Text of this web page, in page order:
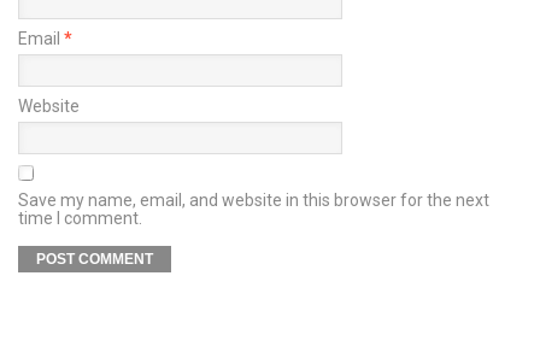
Email *
Website
Save my name, email, and website in this browser for the next
time I comment.